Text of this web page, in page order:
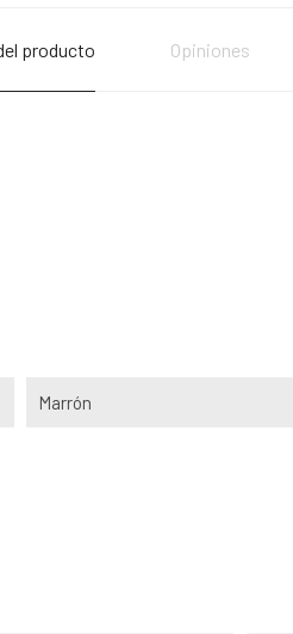
producto Opiniones
Marrón